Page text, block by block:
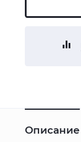
Описание